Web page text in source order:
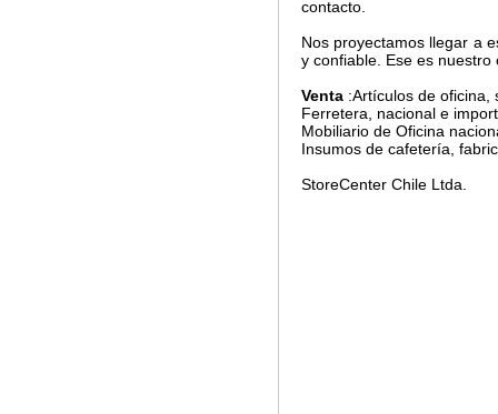
contacto.
Nos proyectamos llegar a
y confiable. Ese es nuestro
Venta :Artículos de oficina,
Ferretera, nacional e
Mobiliario de Oficina
Insumos de cafetería,
StoreCenter Chile Ltda.